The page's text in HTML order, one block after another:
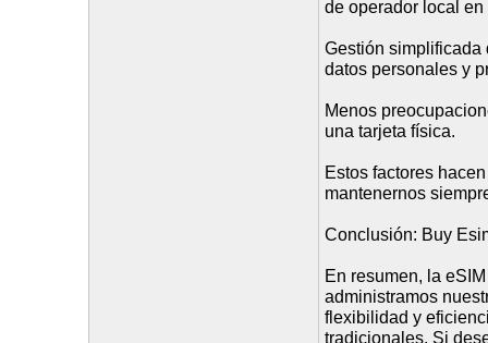
de operador local en
Gestión simplificada
datos personales y
Menos
una tarjeta física.
Estos factores
mantenernos
Conclusión: Buy
En resumen, la
administramos
flexibilidad y
tradicionales. Si